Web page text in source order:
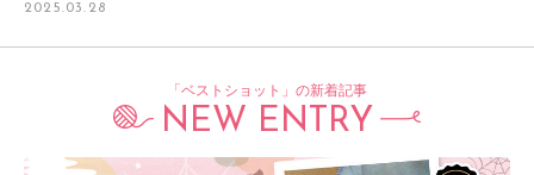
2025.03.28
「ベストショット」の新着記事
NEW ENTRY